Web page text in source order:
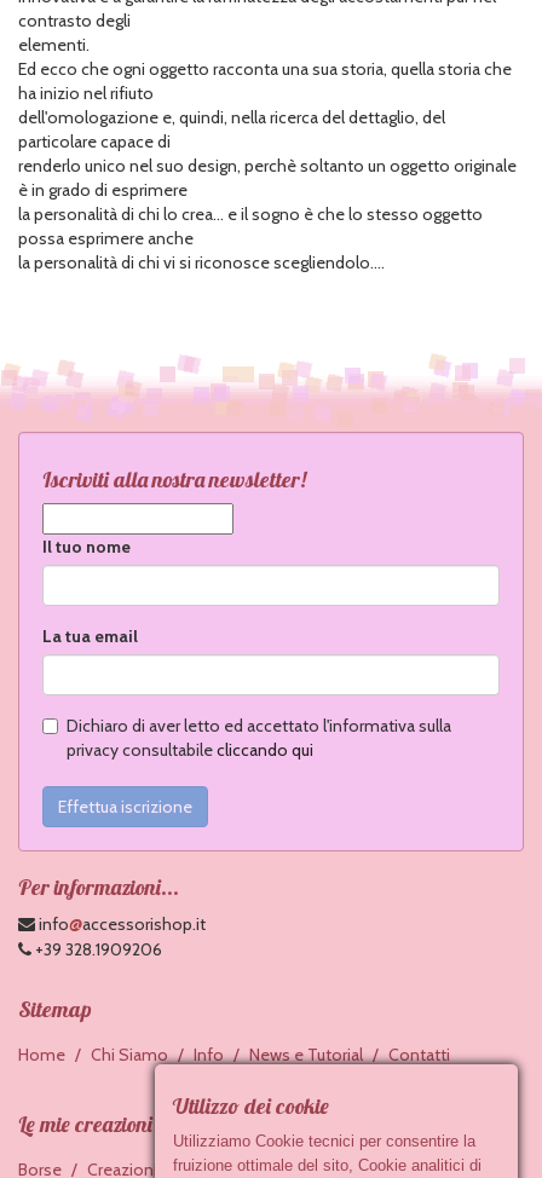
contrasto degli
elementi.
Ed ecco che ogni oggetto racconta una sua storia, quella storia che
ha inizio nel rifiuto
dell'omologazione e, quindi, nella ricerca del dettaglio, del
particolare capace di
renderlo unico nel suo design, perchè soltanto un oggetto originale
è in grado di esprimere
la personalità di chi lo crea... e il sogno è che lo stesso oggetto
possa esprimere anche
la personalità di chi vi si riconosce scegliendolo....
Iscriviti alla nostra newsletter!
Il tuo nome
La tua email
Dichiaro di aver letto ed accettato l'informativa sulla
privacy consultabilecliccando qui
Effettua iscrizione
Per informazioni...
info@accessorishop.it
+39 328.1909206
Sitemap
Home Chi Siamo Info News e Tutorial Contatti
Le mie creazioni
Borse Creazioni in feltro Accessori in ceramica
Utilizzo dei cookie
Utilizziamo Cookie tecnici per consentire la
fruizione ottimale del sito, Cookie analitici di